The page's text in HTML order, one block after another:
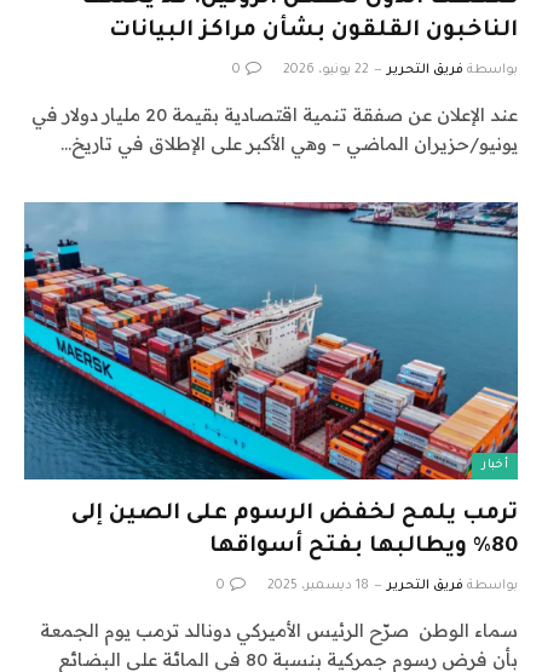
الناخبون القلقون بشأن مراكز البيانات
بواسطة فريق التحرير 22 يونيو، 2026 0
عند الإعلان عن صفقة تنمية اقتصادية بقيمة 20 مليار دولار في
يونيو/حزيران الماضي – وهي الأكبر على الإطلاق في تاريخ…
أخبار
ترمب يلمح لخفض الرسوم على الصين إلى
80% ويطالبها بفتح أسواقها
بواسطة فريق التحرير 18 ديسمبر، 2025 0
سماء الوطن صرّح الرئيس الأميركي دونالد ترمب يوم الجمعة
بأن فرض رسوم جمركية بنسبة 80 في المائة على البضائع